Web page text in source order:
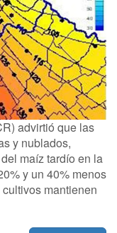
advirtió que las
y nublados,
maíz tardío en la
y un 40% menos
mantienen